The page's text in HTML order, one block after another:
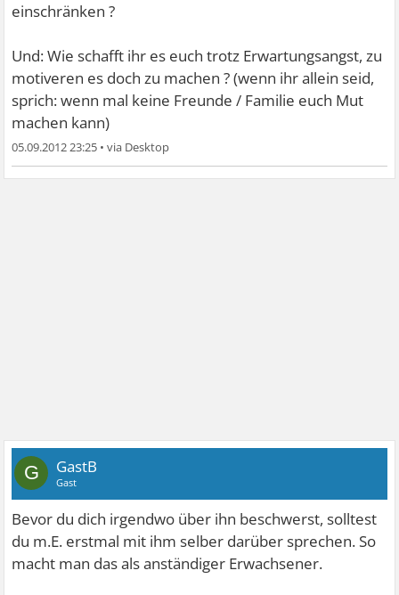
einschränken ?
Und: Wie schafft ihr es euch trotz Erwartungsangst, zu
motiveren es doch zu machen ? (wenn ihr allein seid,
sprich: wenn mal keine Freunde / Familie euch Mut
machen kann)
05.09.2012 23:25 •
G GastB
Gast
Bevor du dich irgendwo über ihn beschwerst, solltest
du m.E. erstmal mit ihm selber darüber sprechen. So
macht man das als anständiger Erwachsener.